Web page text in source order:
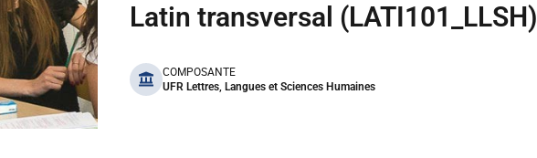
Latin transversal (LATI101_LLSH)
benefits
COMPOSANTE
UFR Lettres, Langues et Sciences Humaines